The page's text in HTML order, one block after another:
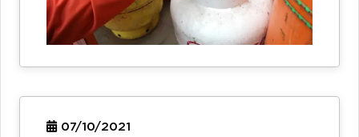
07/10/2021